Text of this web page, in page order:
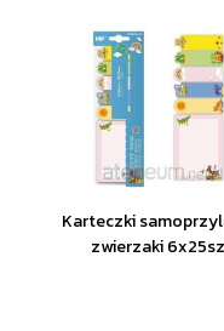
Karteczki
zwierzaki